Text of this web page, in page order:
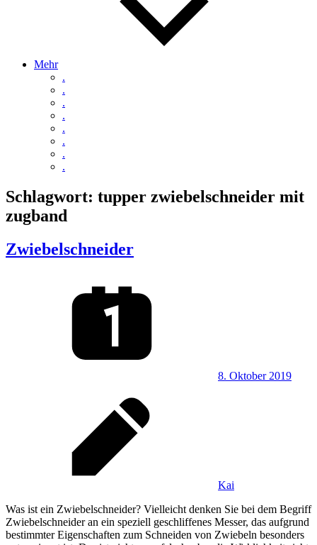
Mehr
.
.
.
.
.
.
.
.
Schlagwort: tupper zwiebelschneider mit
zugband
Zwiebelschneider
8. Oktober 2019
Kai
Was ist ein Zwiebelschneider? Vielleicht denken Sie bei dem Begriff
Zwiebelschneider an ein speziell geschliffenes Messer, das aufgrund
bestimmter Eigenschaften zum Schneiden von Zwiebeln besonders